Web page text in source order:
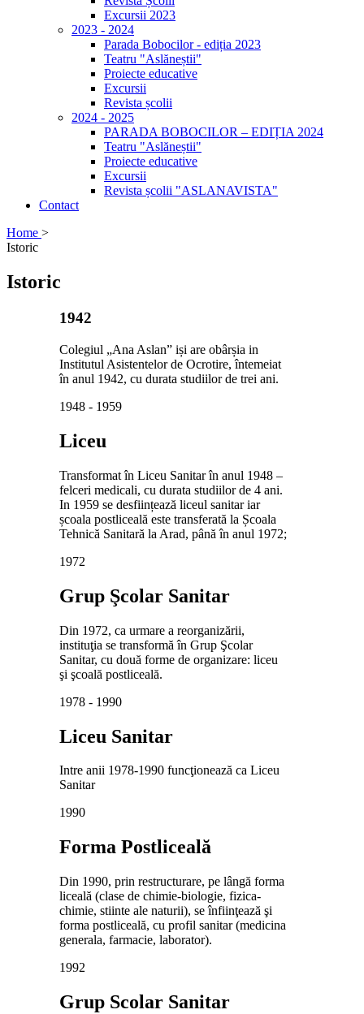
Excursii 2023
2023 - 2024
Parada Bobocilor - ediția 2023
Teatru "Aslăneștii"
Proiecte educative
Excursii
Revista școlii
2024 - 2025
PARADA BOBOCILOR – EDIȚIA 2024
Teatru "Aslăneștii"
Proiecte educative
Excursii
Revista școlii "ASLANAVISTA"
Contact
Home >
Istoric
Istoric
1942
Colegiul „Ana Aslan” iși are obârșia in
Institutul Asistentelor de Ocrotire, întemeiat
în anul 1942, cu durata studiilor de trei ani.
1948 - 1959
Liceu
Transformat în Liceu Sanitar în anul 1948 –
felceri medicali, cu durata studiilor de 4 ani.
In 1959 se desființează liceul sanitar iar
școala postliceală este transferată la Școala
Tehnică Sanitară la Arad, până în anul 1972;
1972
Grup Şcolar Sanitar
Din 1972, ca urmare a reorganizării,
instituţia se transformă în Grup Şcolar
Sanitar, cu două forme de organizare: liceu
şi şcoală postliceală.
1978 - 1990
Liceu Sanitar
Intre anii 1978-1990 funcţionează ca Liceu
Sanitar
1990
Forma Postliceală
Din 1990, prin restructurare, pe lângă forma
liceală (clase de chimie-biologie, fizica-
chimie, stiinte ale naturii), se înfiinţează şi
forma postliceală, cu profil sanitar (medicina
generala, farmacie, laborator).
1992
Grup Scolar Sanitar